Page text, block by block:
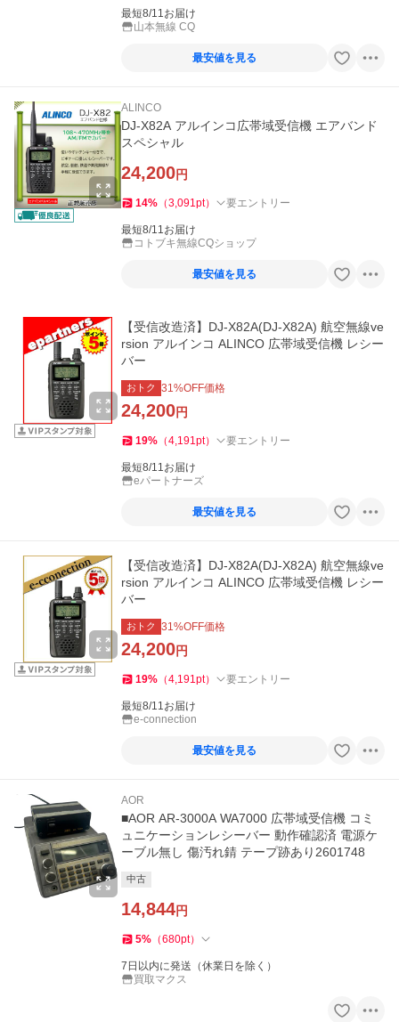
最短8/11お届け
山本無線 CQ
最安値を見る
ALINCO
DJ-X82A アルインコ広帯域受信機 エアバンド
スペシャル
24,200円
14% （3,091pt） 要エントリー
最短8/11お届け
コトブキ無線CQショップ
最安値を見る
【受信改造済】DJ-X82A(DJ-X82A) 航空無線ve
rsion アルインコ ALINCO 広帯域受信機 レシー
バー
おトク 31%OFF価格
24,200円
19% （4,191pt） 要エントリー
最短8/11お届け
eパートナーズ
最安値を見る
【受信改造済】DJ-X82A(DJ-X82A) 航空無線ve
rsion アルインコ ALINCO 広帯域受信機 レシー
バー
おトク 31%OFF価格
24,200円
19% （4,191pt） 要エントリー
最短8/11お届け
e-connection
最安値を見る
AOR
■AOR AR-3000A WA7000 広帯域受信機 コミ
ュニケーションレシーバー 動作確認済 電源ケ
ーブル無し 傷汚れ錆 テープ跡あり2601748
中古
14,844円
5% （680pt）
7日以内に発送（休業日を除く）
買取マクス